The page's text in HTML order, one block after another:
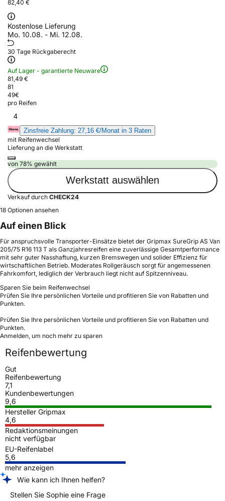
82,40 €
Kostenlose Lieferung
Mo. 10.08. - Mi. 12.08.
30 Tage Rückgaberecht
Auf Lager - garantierte Neuware
81,49 €
81
49€
pro Reifen
4
Zinsfreie Zahlung: 27,16 €/Monat in 3 Raten
mit Reifenwechsel
Lieferung an die Werkstatt
von 78% gewählt
Werkstatt auswählen
Verkauf durch CHECK24
18 Optionen ansehen
Auf einen Blick
Für anspruchsvolle Transporter-Einsätze bietet der Gripmax SureGrip AS Van
205/75 R16 113 T als Ganzjahresreifen eine zuverlässige Gesamtperformance
mit sehr guter Nasshaftung, kurzen Bremswegen und solider Effizienz für
wirtschaftlichen Betrieb. Moderates Rollgeräusch sorgt für angemessenen
Fahrkomfort, lediglich der Verbrauch liegt nicht auf Spitzenniveau.
Sparen Sie beim Reifenwechsel
Prüfen Sie Ihre persönlichen Vorteile und profitieren Sie von Rabatten und
Punkten.
Prüfen Sie Ihre persönlichen Vorteile und profitieren Sie von Rabatten und
Punkten.
Anmelden, um noch mehr zu sparen
Reifenbewertung
Gut
Reifenbewertung
7,1
Kundenbewertungen
9,6
Hersteller Gripmax
4,6
Redaktionsmeinungen
nicht verfügbar
EU-Reifenlabel
5,6
mehr anzeigen
Wie kann ich Ihnen helfen?
Stellen Sie Sophie eine Frage